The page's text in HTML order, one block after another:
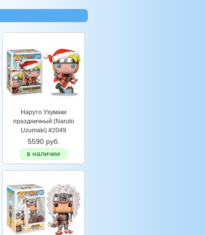
Наруто Узумаки
праздничный (Naruto
Uzumaki) #2049
5590 руб.
в наличии